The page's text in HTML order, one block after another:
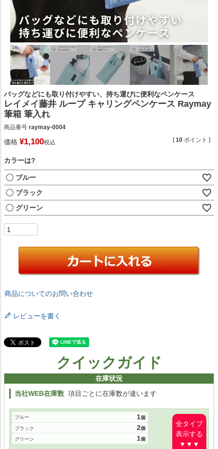
バッグなどにも取り付けやすい、持ち運びに便利なペンケース
レイメイ藤井 ループ キャリングペンケース Raymay
筆箱 筆入れ
商品番号 raymay-0004
価格 ¥1,100税込 [10 ポイント ]
カラーは?
ブルー
ブラック
グリーン
商品についてのお問い合わせ
レビューを書く
クイックガイド
在庫状況
当社WEB在庫数 項目ごとに在庫数が違います
全タイプ
表示する
▼▼▼
ブルー 1
ブラック 2
グリーン 1